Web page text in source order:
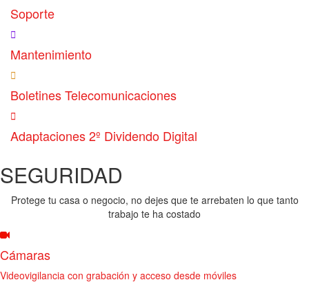
Soporte
Mantenimiento
Boletines Telecomunicaciones
Adaptaciones 2º Dividendo Digital
SEGURIDAD
Protege tu casa o negocio, no dejes que te arrebaten lo que tanto
trabajo te ha costado
Cámaras
Videovigilancia con grabación y acceso desde móviles